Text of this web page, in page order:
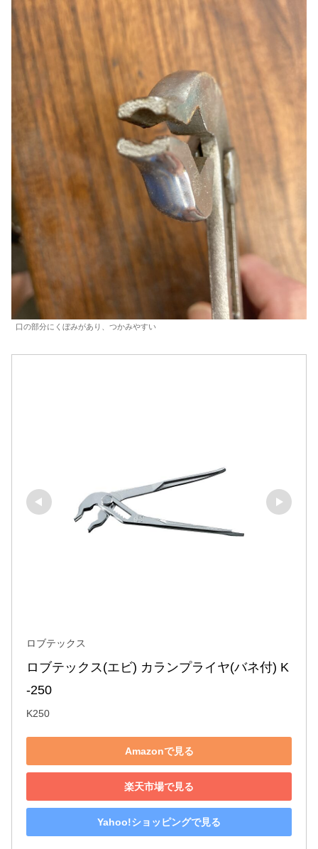
口の部分にくぼみがあり、つかみやすい
ロブテックス
ロブテックス(エビ) カランプライヤ(バネ付) K
-250
K250
Amazonで見る
楽天市場で見る
Yahoo!ショッピングで見る